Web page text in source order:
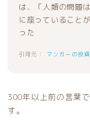
は、「人類の問題
に座っていること
った
マンガーの投
300年以上前の言葉
す。